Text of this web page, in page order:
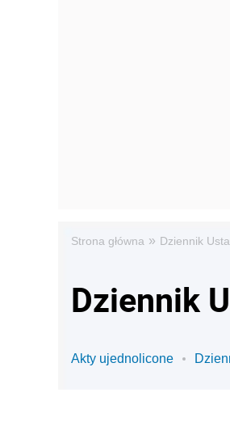
Strona główna » Dziennik
Dziennik
Akty ujednolicone